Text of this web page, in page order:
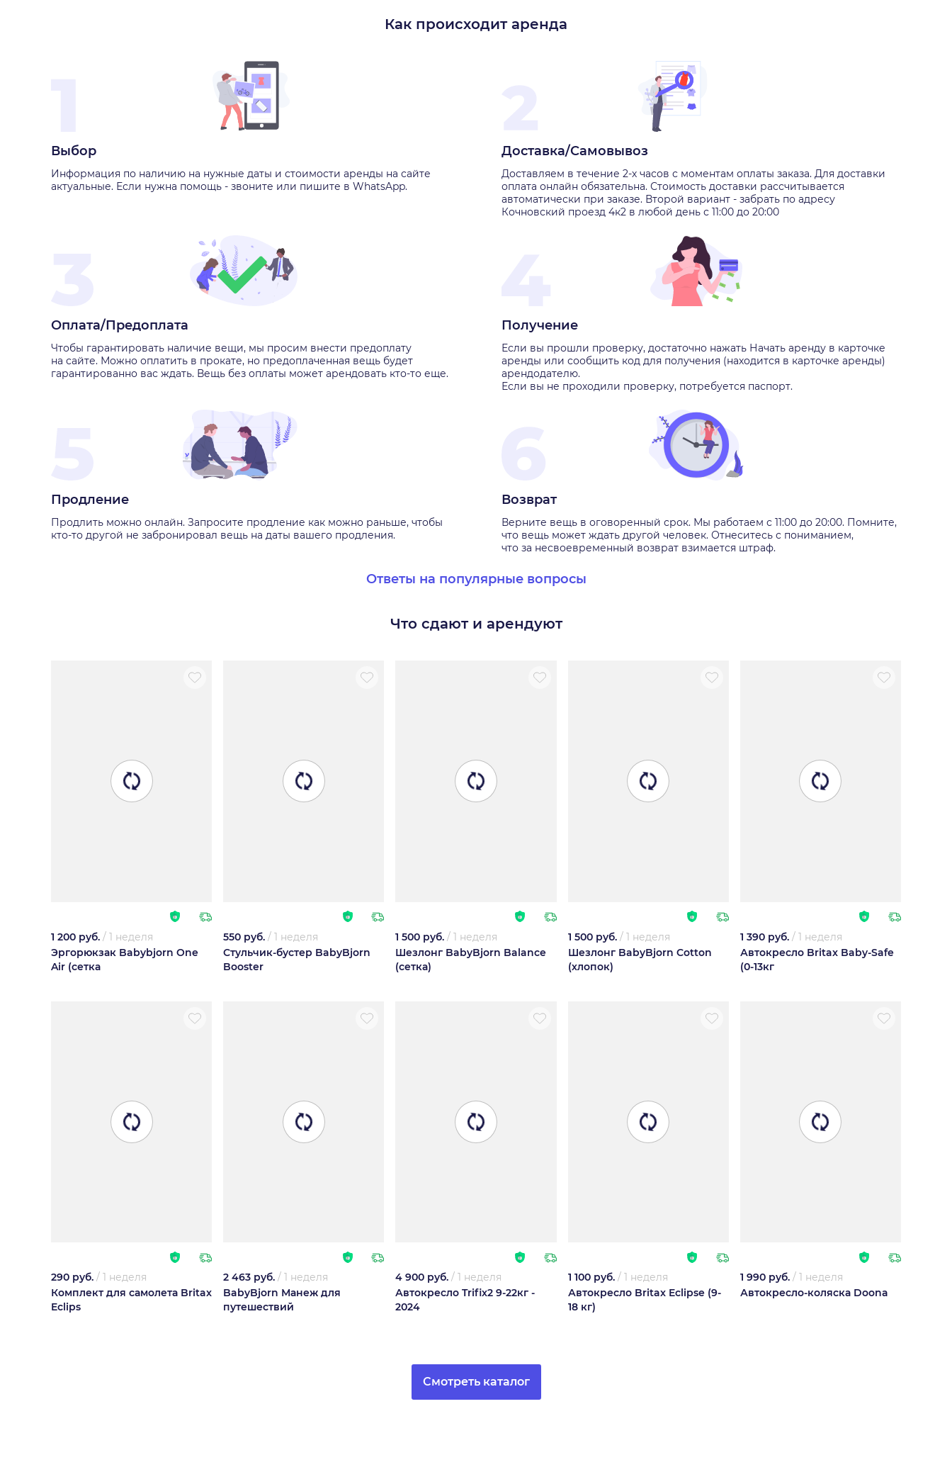
Как происходит аренда
Выбор
Информация по наличию на нужные даты и стоимости аренды на сайте
актуальные. Если нужна помощь - звоните или пишите в WhatsApp.
Доставка/Самовывоз
Доставляем в течение 2-х часов с моментам оплаты заказа. Для доставки
оплата онлайн обязательна. Стоимость доставки рассчитывается
автоматически при заказе. Второй вариант - забрать по адресу
Кочновский проезд 4к2 в любой день с 11:00 до 20:00
Оплата/Предоплата
Чтобы гарантировать наличие вещи, мы просим внести предоплату
на сайте. Можно оплатить в прокате, но предоплаченная вещь будет
гарантированно вас ждать. Вещь без оплаты может арендовать кто-то еще.
Получение
Если вы прошли проверку, достаточно нажать Начать аренду в карточке
аренды или сообщить код для получения (находится в карточке аренды)
арендодателю.
Если вы не проходили проверку, потребуется паспорт.
Продление
Продлить можно онлайн. Запросите продление как можно раньше, чтобы
кто-то другой не забронировал вещь на даты вашего продления.
Возврат
Верните вещь в оговоренный срок. Мы работаем с 11:00 до 20:00. Помните,
что вещь может ждать другой человек. Отнеситесь с пониманием,
что за несвоевременный возврат взимается штраф.
Ответы на популярные вопросы
Что сдают и арендуют
1 200 руб. / 1 неделя
Эргорюкзак Babybjorn One
Air (сетка
550 руб. /1 неделя
Стульчик-бустер BabyBjorn
Booster
1 500 руб. /1 неделя
Шезлонг BabyBjorn Balance
(сетка)
1 500 руб./ 1 неделя
Шезлонг BabyBjorn Cotton
(хлопок)
1 390 руб./ 1 неделя
Автокресло Britax Baby-Safe
(0-13кг
290 руб. / 1 неделя
Комплект для самолета Britax
Eclips
2 463 руб. /1 неделя
BabyBjorn Манеж для
путешествий
4 900 руб. /1 неделя
Автокресло Trifix2 9-22кг -
2024
1 100 руб./ 1 неделя
Автокресло Britax Eclipse (9-
18 кг)
1 990 руб./ 1 неделя
Автокресло-коляска Doona
Смотреть каталог